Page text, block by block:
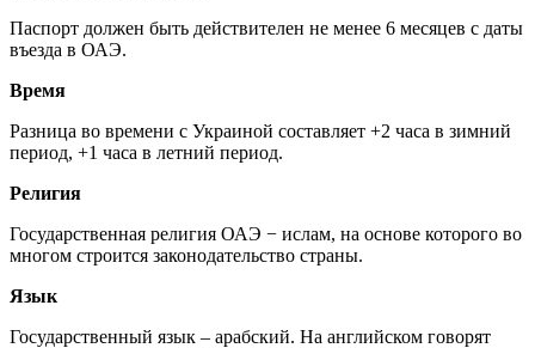
Паспорт должен быть действителен не менее 6 месяцев с даты
въезда в ОАЭ.
Время
Разница во времени с Украиной составляет +2 часа в зимний
период, +1 часа в летний период.
Религия
Государственная религия ОАЭ − ислам, на основе которого во
многом строится законодательство страны.
Язык
Государственный язык – арабский. На английском говорят